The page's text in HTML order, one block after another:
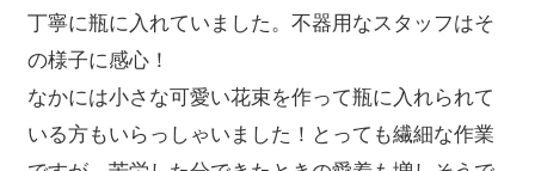
丁寧に瓶に入れていました。不器用なスタッフはそ
の様子に感心！
なかには小さな可愛い花束を作って瓶に入れられて
いる方もいらっしゃいました！とっても繊細な作業